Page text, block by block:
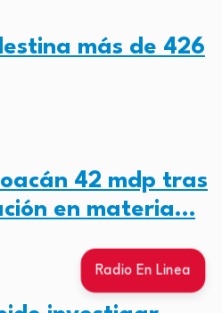
Radio En Linea
más de 426
42 mdp tras
en materia…